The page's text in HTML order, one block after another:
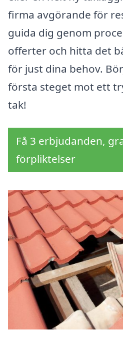
firma avgörande för
guida dig genom
offerter och hitta det
för just dina behov.
första steget mot ett
tak!
Få 3 erbjudanden,
förpliktelser